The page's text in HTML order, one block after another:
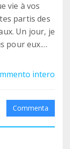
vie à vos
partis des
Un jour, je
pour eux.
intero
Commenta